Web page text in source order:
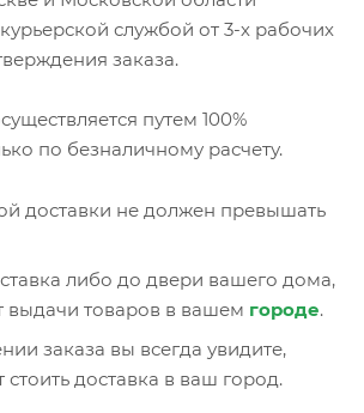
службой от 3-х рабочих
заказа.
путем 100%
по безналичному расчету.
доставки не должен превышать
либо до двери вашего дома,
выдачи товаров в вашем городе.
заказа вы всегда увидите,
стоить доставка в ваш город.